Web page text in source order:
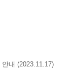
내 (2023.11.17)